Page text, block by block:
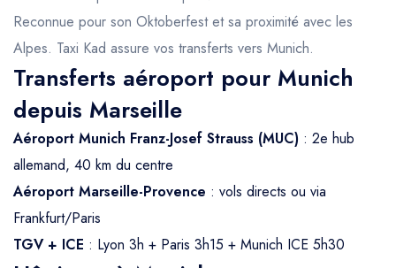
Reconnue pour son Oktoberfest et sa proximité avec les
Alpes. Taxi Kad assure vos transferts vers Munich.
Transferts aéroport pour Munich
depuis Marseille
Aéroport Munich Franz-Josef Strauss (MUC) : 2e hub
allemand, 40 km du centre
Aéroport Marseille-Provence : vols directs ou via
Frankfurt/Paris
TGV + ICE : Lyon 3h + Paris 3h15 + Munich ICE 5h30